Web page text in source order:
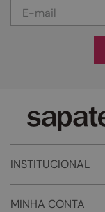
INSTITUCIONAL
MINHA CONTA